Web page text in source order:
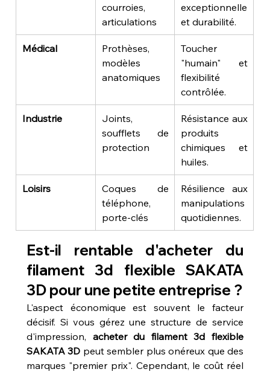
courroies,
articulations
exceptionnelle
et durabilité.
Médical
Prothèses,
modèles
anatomiques
Toucher
"humain" et
flexibilité
contrôlée.
Industrie
Joints,
soufflets de
protection
Résistance aux
produits
chimiques et
huiles.
Loisirs
Coques de
téléphone,
porte-clés
Résilience aux
manipulations
quotidiennes.
Est-il rentable d'acheter du
filament 3d flexible SAKATA
3D pour une petite entreprise ?
L'aspect économique est souvent le facteur
décisif. Si vous gérez une structure de service
d'impression, acheter du filament 3d flexible
SAKATA 3D peut sembler plus onéreux que des
marques "premier prix". Cependant, le coût réel